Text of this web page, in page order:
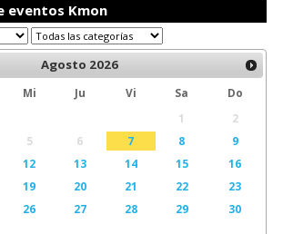
eventos Kmon
Agosto 2026
Mi Ju Vi Sa
Do
1
2
5 6 7 8
9
12 13 14 15
16
19 20 21 22
23
26 27 28 29
30